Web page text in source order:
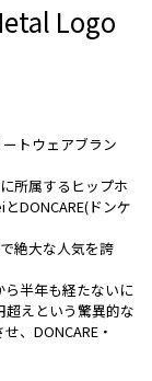
Logo
トウェアブラン
所属するヒップホ
DONCARE(ドンケ
絶大な人気を誇
半年も経たないに
超えという驚異的な
、DONCARE・